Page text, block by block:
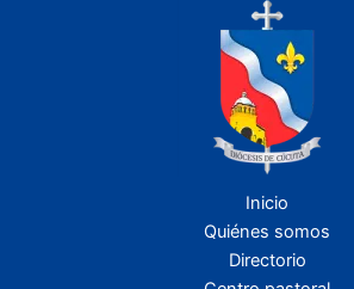
Inicio
Quiénes somos
Directorio